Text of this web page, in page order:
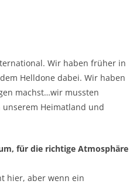
Wir haben früher in
Helldone dabei. Wir haben
machst…wir mussten
Heimatland und
für die richtige Atmosphäre
hier, aber wenn ein